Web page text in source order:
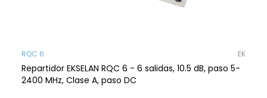
RQC 6 EK
Repartidor EKSELAN RQC 6 - 6 salidas, 10.5 dB, paso 5-
2400 MHz, Clase A, paso DC